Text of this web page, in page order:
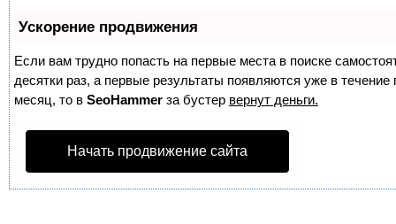
Ускорение продвижения
Если вам трудно попасть на первые места в поиске
десятки раз, а первые результаты появляются уже в
месяц, то в SeoHammer за бустер вернут деньги.
Начать продвижение сайта